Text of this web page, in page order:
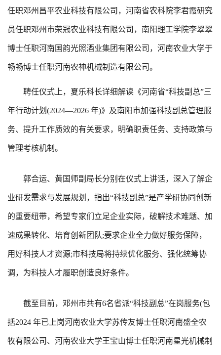
任职邓州昌平农业科技有限公司，河南省农科院李君霞研究
员任职邓州市荣冠农业科技有限公司，南阳理工学院李翠翠
博士任职河南国韵光照酒业集团有限公司，河南农业大学于
畅畅博士任职河南农神机械制造有限公司。
聘任仪式上，夏乐科长详细解读《河南省“科技副总”三
年行动计划(2024—2026 年)》及南阳市加强科技副总管理服
务、提升工作质效的有关要求，明确职责任务、支持政策与
管理考核机制。
郭合运、黄国师副局长分别在仪式上讲话，深入了解企
业研发需求与发展规划，指出“科技副总”是产学研协同创新
的重要纽带，希望专家们立足企业实际，破解技术难题、加
速成果转化、培育创新团队;要求企业全力做好服务保障，
用好科技人才资源;市科技局将持续优化服务、强化统筹协
调，为科技人才履职创造良好条件。
截至目前，邓州市共有6名省派“科技副总”在岗服务(包
括2024 年已上岗河南农业大学苏传友博士任职河南盛全农
牧有限公司、河南农业大学王宝山博士任职河南星光机械制